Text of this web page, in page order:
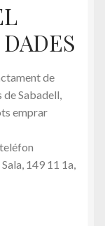
de
de
Sabadell,
emprar
teléfon
149 11 1a,